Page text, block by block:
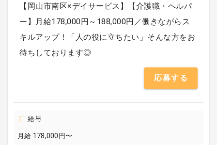
【岡山市南区×デイサービス】【介護職・ヘルパ
ー】月給178,000円～188,000円／働きながらス
キルアップ！「人の役に立ちたい」そんな方をお
待ちしております◎
応募する
給与
月給 178,000円〜